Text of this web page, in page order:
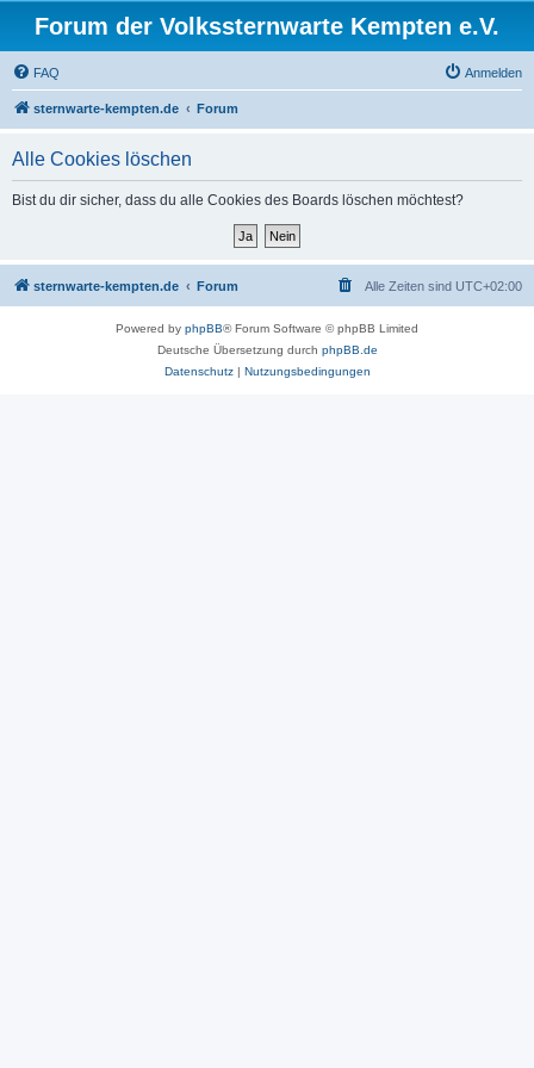
Forum der Volkssternwarte Kempten e.V.
FAQ Anmelden
sternwarte-kempten.de Forum
Alle Cookies löschen
Bist du dir sicher, dass du alle Cookies des Boards löschen möchtest?
sternwarte-kempten.de Forum Alle Zeiten sind UTC+02:00
Powered by phpBB® Forum Software © phpBB Limited
Deutsche Übersetzung durch phpBB.de
Datenschutz| Nutzungsbedingungen